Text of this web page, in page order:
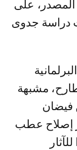
على
دراسة جدوى
مشبهة
فيضان
إصلاح عطب